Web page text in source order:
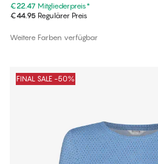
€22.47 Mitgliederpreis*
€44.95 Regulärer Preis
Weitere Farben verfügbar
FINAL SALE -50%